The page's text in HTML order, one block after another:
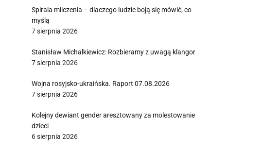
Spirala milczenia – dlaczego ludzie boją się mówić, co
myślą
7 sierpnia 2026
Stanisław Michalkiewicz: Rozbieramy z uwagą klangor
7 sierpnia 2026
Wojna rosyjsko-ukraińska. Raport 07.08.2026
7 sierpnia 2026
Kolejny dewiant gender aresztowany za molestowanie
dzieci
6 sierpnia 2026